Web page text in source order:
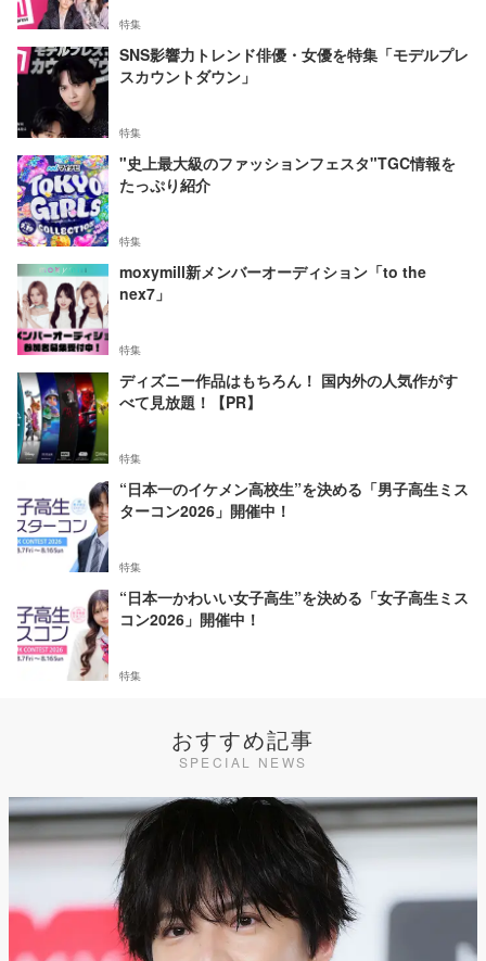
特集
SNS影響力トレンド俳優・女優を特集「モデルプレ
スカウントダウン」
特集
"史上最大級のファッションフェスタ"TGC情報を
たっぷり紹介
特集
moxymill新メンバーオーディション「to the
nex7」
特集
ディズニー作品はもちろん！ 国内外の人気作がす
べて見放題！【PR】
特集
“日本一のイケメン高校生”を決める「男子高生ミス
ターコン2026」開催中！
特集
“日本一かわいい女子高生”を決める「女子高生ミス
コン2026」開催中！
特集
おすすめ記事
SPECIAL NEWS